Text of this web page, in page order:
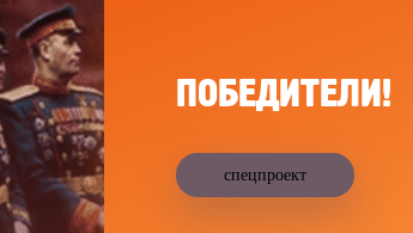
ПОБЕДИТЕЛИ!
спецпроект